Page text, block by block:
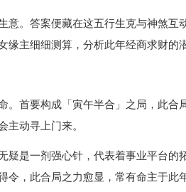
意。答案便藏在这五行生克与神煞互
缘主细细测算，分析此年经商求财的
。首要构成「寅午半合」之局，此合
主动寻上门来。
疑是一剂强心针，代表着事业平台的
令，此合局之力愈显，常有命主于此